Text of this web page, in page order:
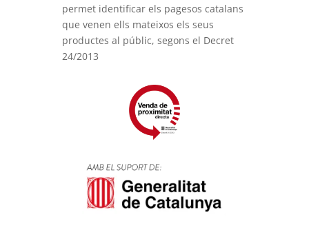
permet identificar els pagesos catalans
que venen ells mateixos els seus
productes al públic, segons el Decret
24/2013